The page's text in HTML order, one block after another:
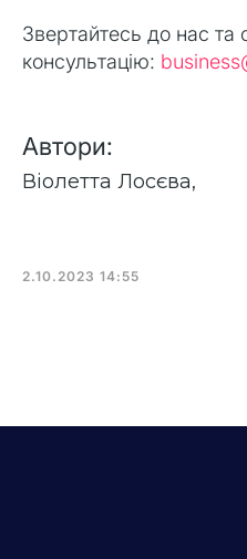
Звертайтесь до нас та
консультацію:
Автори:
Віолетта Лосєва,
2.10.2023 14:55